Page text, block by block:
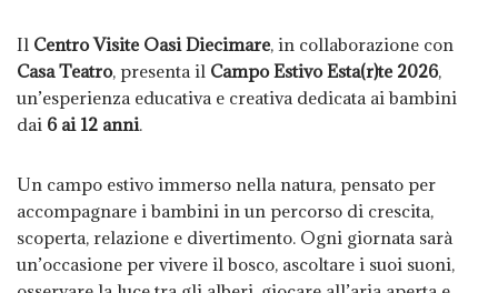
Il Centro Visite Oasi Diecimare, in collaborazione con
Casa Teatro, presenta il Campo Estivo Esta(r)te 2026,
un’esperienza educativa e creativa dedicata ai bambini
dai 6 ai 12 anni.
Un campo estivo immerso nella natura, pensato per
accompagnare i bambini in un percorso di crescita,
scoperta, relazione e divertimento. Ogni giornata sarà
un’occasione per vivere il bosco, ascoltare i suoi suoni,